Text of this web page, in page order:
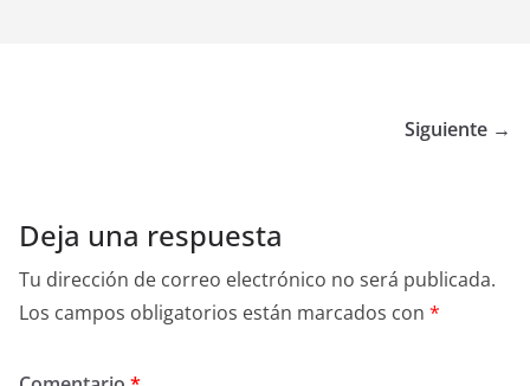
Siguiente →
Deja una respuesta
Tu dirección de correo electrónico no será publicada.
Los campos obligatorios están marcados con *